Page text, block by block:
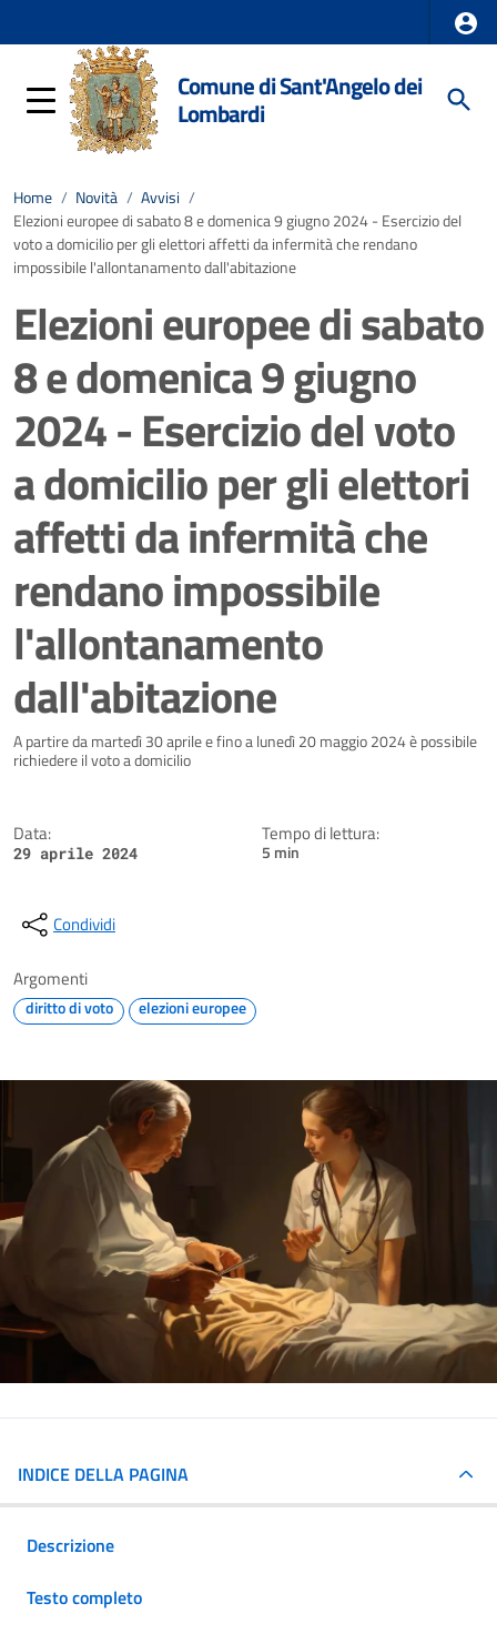
Comune di Sant'Angelo dei
Lombardi
Home / Novità / Avvisi /
Elezioni europee di sabato 8 e domenica 9 giugno 2024 - Esercizio del
voto a domicilio per gli elettori affetti da infermità che rendano
impossibile l'allontanamento dall'abitazione
Elezioni europee di sabato
8 e domenica 9 giugno
2024 - Esercizio del voto
a domicilio per gli elettori
affetti da infermità che
rendano impossibile
l'allontanamento
dall'abitazione
Dettagli della notizia
A partire da martedì 30 aprile e fino a lunedì 20 maggio 2024 è possibile
richiedere il voto a domicilio
Data:
29 aprile 2024
Tempo di lettura:
5 min
Condividi
Argomenti
diritto di voto elezioni europee
INDICE DELLA PAGINA
Descrizione
Testo completo